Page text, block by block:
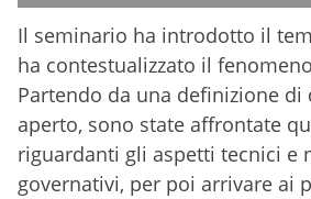
Il seminario ha introdotto il
ha contestualizzato il
Partendo da una definizione
aperto, sono state affrontate
riguardanti gli aspetti tecnici e
governativi, per poi arrivare ai